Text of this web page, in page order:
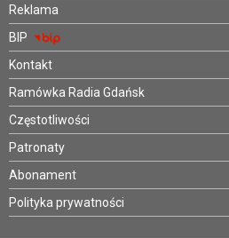
Reklama
BIP
Kontakt
Ramówka Radia Gdańsk
Częstotliwości
Patronaty
Abonament
Polityka prywatności